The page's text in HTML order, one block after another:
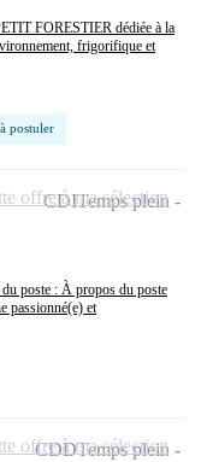
FORESTIER dédiée à la
frigorifique et
postuler
poste : À propos du poste
passionné(e) et
CDITemps plein
offre à ma sélection
CDDTemps plein
offre à ma sélection